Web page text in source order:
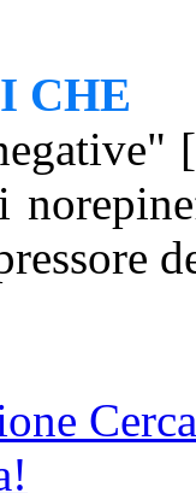
CHE
Cerca